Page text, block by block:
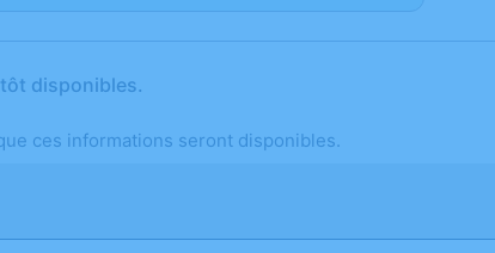
disponibles.
ces informations seront disponibles.